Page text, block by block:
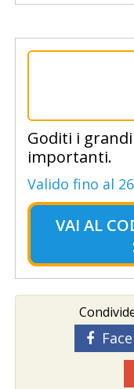
Goditi i
importanti.
Valido fino al
VAI AL